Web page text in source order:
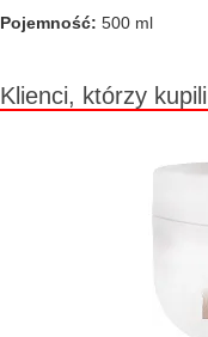
Pojemność: 500 ml
Klienci, którzy